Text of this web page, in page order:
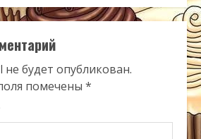
будет опубликован.
помечены *